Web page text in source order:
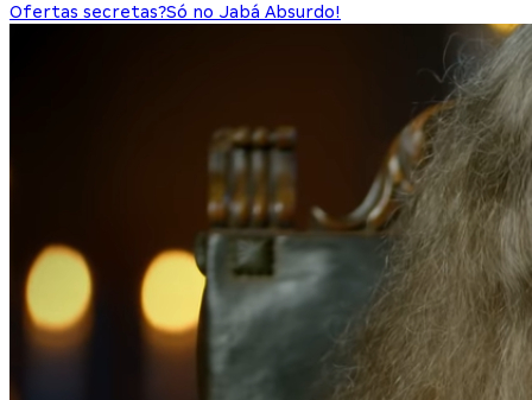
Ofertas secretas?Só no Jabá Absurdo!